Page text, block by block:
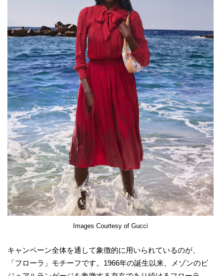
Images Courtesy of Gucci
キャンペーン全体を通して象徴的に用いられているのが、
「フローラ」モチーフです。1966年の誕生以来、メゾンのビ